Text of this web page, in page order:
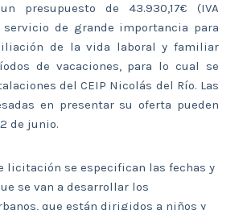
presupuesto de 43.930,17€ (IVA
de grande importancia para
de la vida laboral y familiar
de vacaciones, para lo cual se
del CEIP Nicolás del Río. Las
en presentar su oferta pueden
de junio.
licitación se especifican las fechas y
se van a desarrollar los
que están dirigidos a niños y